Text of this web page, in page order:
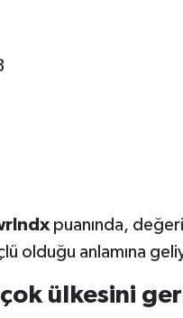
puanında,
olduğu anlamına
ülkesini